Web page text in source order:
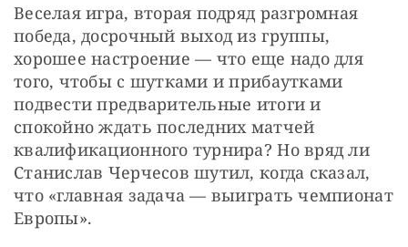
Веселая игра, вторая подряд разгромная
победа, досрочный выход из группы,
хорошее настроение — что еще надо для
того, чтобы с шутками и прибаутками
подвести предварительные итоги и
спокойно ждать последних матчей
квалификационного турнира? Но вряд ли
Станислав Черчесов шутил, когда сказал,
что «главная задача — выиграть чемпионат
Европы».